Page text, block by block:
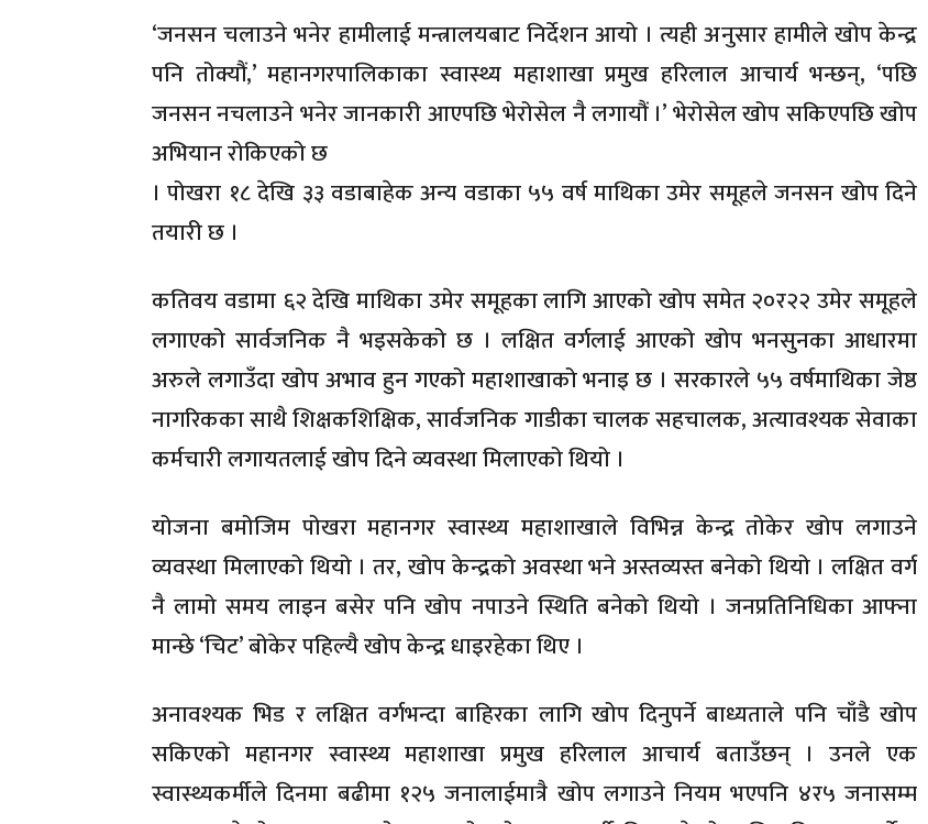
‘जनसन चलाउने भनेर हामीलाई मन्त्रालयबाट निर्देशन आयो । त्यही अनुसार हामीले खोप केन्द्र
पनि तोक्यौं,’ महानगरपालिकाका स्वास्थ्य महाशाखा प्रमुख हरिलाल आचार्य भन्छन्, ‘पछि
जनसन नचलाउने भनेर जानकारी आएपछि भेरोसेल नै लगायौं ।’ भेरोसेल खोप सकिएपछि खोप
अभियान रोकिएको छ
। पोखरा १८ देखि ३३ वडाबाहेक अन्य वडाका ५५ वर्ष माथिका उमेर समूहले जनसन खोप दिने
तयारी छ ।
कतिवय वडामा ६२ देखि माथिका उमेर समूहका लागि आएको खोप समेत २०र२२ उमेर समूहले
लगाएको सार्वजनिक नै भइसकेको छ । लक्षित वर्गलाई आएको खोप भनसुनका आधारमा
अरुले लगाउँदा खोप अभाव हुन गएको महाशाखाको भनाइ छ । सरकारले ५५ वर्षमाथिका जेष्ठ
नागरिकका साथै शिक्षकशिक्षिक, सार्वजनिक गाडीका चालक सहचालक, अत्यावश्यक सेवाका
कर्मचारी लगायतलाई खोप दिने व्यवस्था मिलाएको थियो ।
योजना बमोजिम पोखरा महानगर स्वास्थ्य महाशाखाले विभिन्न केन्द्र तोकेर खोप लगाउने
व्यवस्था मिलाएको थियो । तर, खोप केन्द्रको अवस्था भने अस्तव्यस्त बनेको थियो । लक्षित वर्ग
नै लामो समय लाइन बसेर पनि खोप नपाउने स्थिति बनेको थियो । जनप्रतिनिधिका आफ्ना
मान्छे ‘चिट’ बोकेर पहिल्यै खोप केन्द्र धाइरहेका थिए ।
अनावश्यक भिड र लक्षित वर्गभन्दा बाहिरका लागि खोप दिनुपर्ने बाध्यताले पनि चाँडै खोप
सकिएको महानगर स्वास्थ्य महाशाखा प्रमुख हरिलाल आचार्य बताउँछन् । उनले एक
स्वास्थ्यकर्मीले दिनमा बढीमा १२५ जनालाईमात्रै खोप लगाउने नियम भएपनि ४र५ जनासम्म